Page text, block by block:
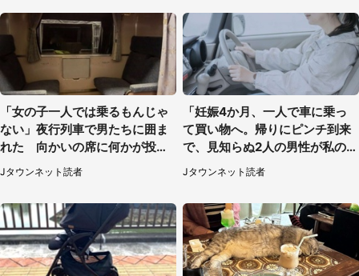
「女の子一人では乗るもんじゃ
ない」夜行列車で男たちに囲ま
れた 向かいの席に何かが投げ
られて（秋田県・60代女性）
Jタウンネット読者
「妊娠4か月、一人で車に乗っ
て買い物へ。帰りにピンチ到来
で、見知らぬ2人の男性が私の車
を...」（30代女性）
Jタウンネット読者